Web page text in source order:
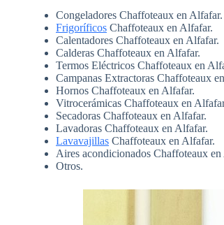
Congeladores Chaffoteaux en Alfafar.
Frigoríficos Chaffoteaux en Alfafar.
Calentadores Chaffoteaux en Alfafar.
Calderas Chaffoteaux en Alfafar.
Termos Eléctricos Chaffoteaux en
Campanas Extractoras Chaffoteaux
Hornos Chaffoteaux en Alfafar.
Vitrocerámicas Chaffoteaux en
Secadoras Chaffoteaux en Alfafar.
Lavadoras Chaffoteaux en Alfafar.
Lavavajillas Chaffoteaux en Alfafar.
Aires acondicionados Chaffoteaux
Otros.